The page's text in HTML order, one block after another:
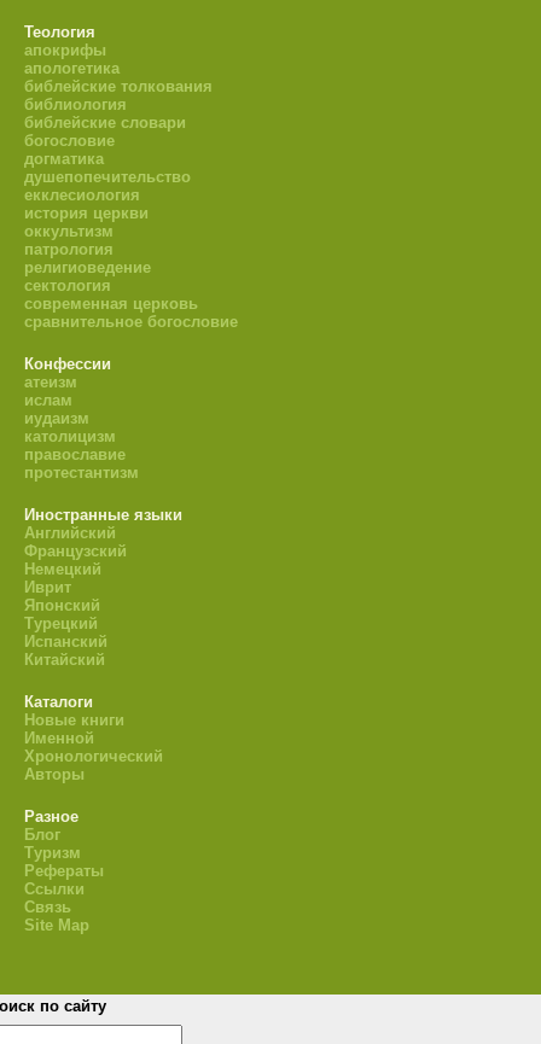
Теология
апокрифы
апологетика
библейские толкования
библиология
библейские словари
богословие
догматика
душепопечительство
екклесиология
история церкви
оккультизм
патрология
религиоведение
сектология
современная церковь
сравнительное богословие
Конфессии
атеизм
ислам
иудаизм
католицизм
православие
протестантизм
Иностранные языки
Английский
Французский
Немецкий
Иврит
Японский
Турецкий
Испанский
Китайский
Каталоги
Новые книги
Именной
Хронологический
Авторы
Разное
Блог
Туризм
Рефераты
Ссылки
Связь
Site Map
по сайту